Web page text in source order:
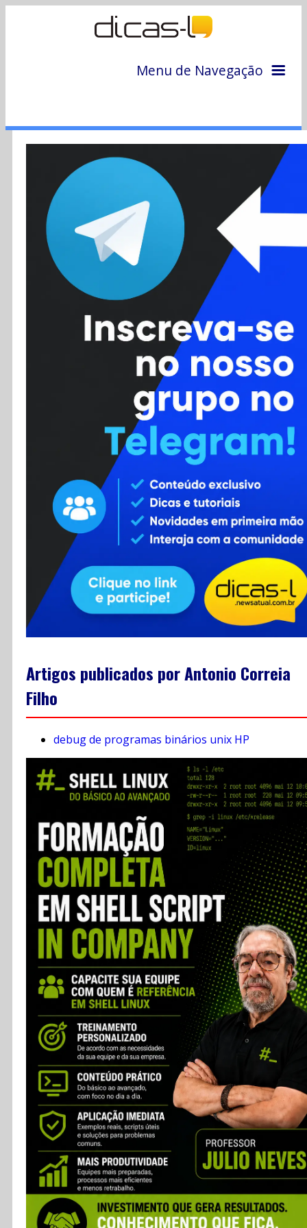
Menu de Navegação
Colunas
Colaboradores
Cursos
Enviar Dica
Contato
RSS
Artigos publicados por Antonio Correia
Filho
debug de programas binários unix HP